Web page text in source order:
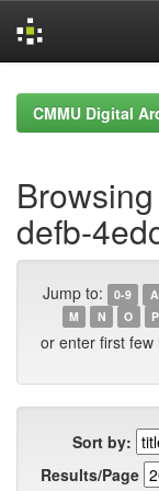
navigationCMMU Digital
defb-
Jump to: 0-9 A
M
N O P
or enter first few
Sort by:
Results/Page